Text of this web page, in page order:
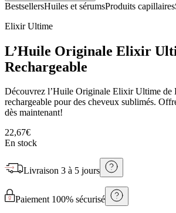
BestsellersHuiles et sérumsProduits capillaires
Elixir Ultime
L’Huile Originale Elixir
Rechargeable
Découvrez l’Huile Originale Elixir Ultime de
rechargeable pour des cheveux sublimés.
dès maintenant!
22,67€
En stock
Livraison 3 à 5 jours
Paiement 100% sécurisé